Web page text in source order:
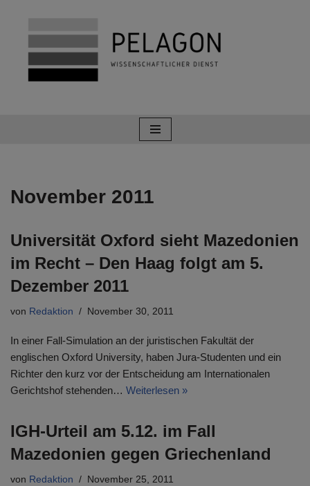
Zum
Inhalt
springen
November 2011
Universität Oxford sieht Mazedonien
im Recht – Den Haag folgt am 5.
Dezember 2011
von Redaktion November 30, 2011
In einer Fall-Simulation an der juristischen Fakultät der
englischen Oxford University, haben Jura-Studenten und ein
Richter den kurz vor der Entscheidung am Internationalen
Gerichtshof stehenden… Weiterlesen »
IGH-Urteil am 5.12. im Fall
Mazedonien gegen Griechenland
von Redaktion November 25, 2011